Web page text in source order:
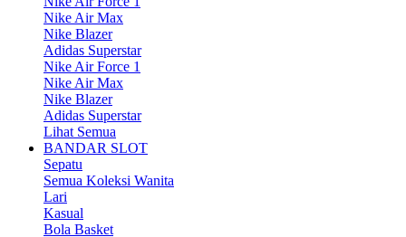
Nike Air Max
Nike Blazer
Adidas Superstar
Nike Air Force 1
Nike Air Max
Nike Blazer
Adidas Superstar
Lihat Semua
BANDAR SLOT
Sepatu
Semua Koleksi Wanita
Lari
Kasual
Bola Basket